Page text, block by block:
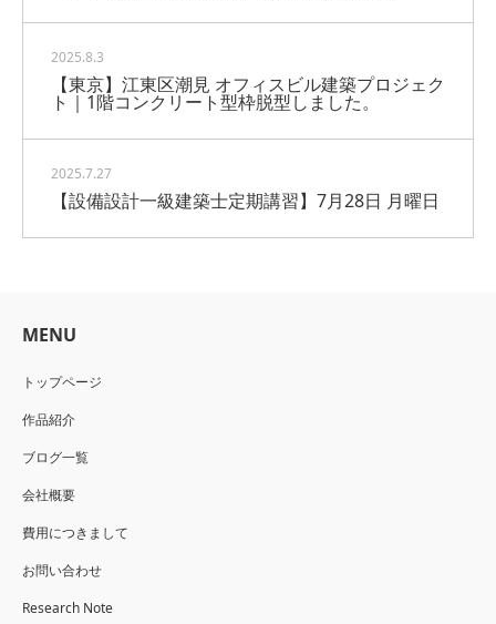
2025.8.3
【東京】江東区潮見 オフィスビル建築プロジェク
ト｜1階コンクリート型枠脱型しました。
2025.7.27
【設備設計一級建築士定期講習】7月28日 月曜日
MENU
トップページ
作品紹介
ブログ一覧
会社概要
費用につきまして
お問い合わせ
Research Note